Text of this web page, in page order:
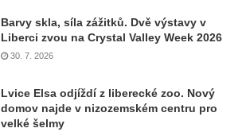
Barvy skla, síla zážitků. Dvě výstavy v
Liberci zvou na Crystal Valley Week 2026
30. 7. 2026
Lvice Elsa odjíždí z liberecké zoo. Nový
domov najde v nizozemském centru pro
velké šelmy